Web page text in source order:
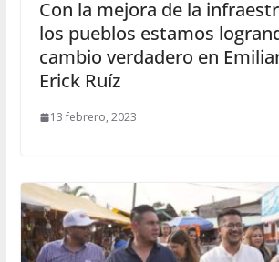
Con la mejora de la
los pueblos estamos
cambio verdadero en
Erick Ruíz
13 febrero, 2023